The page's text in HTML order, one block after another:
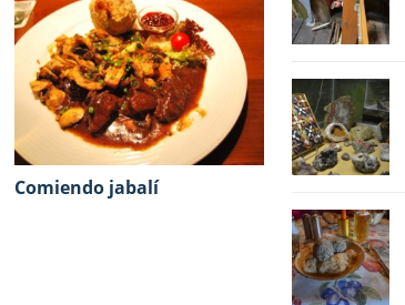
Comiendo jabalí